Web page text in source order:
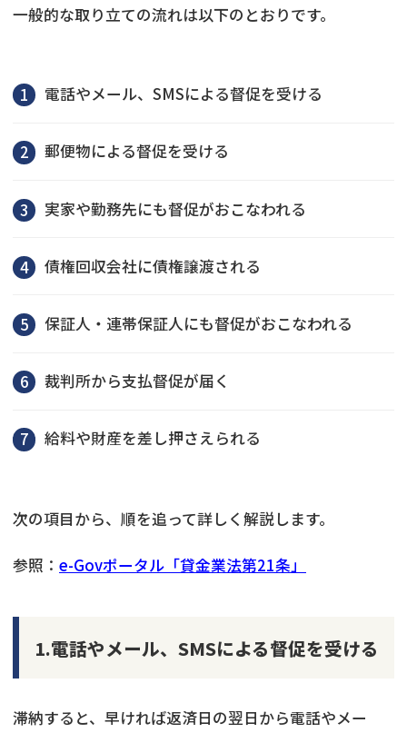
一般的な取り立ての流れは以下のとおりです。
電話やメール、SMSによる督促を受ける
郵便物による督促を受ける
実家や勤務先にも督促がおこなわれる
債権回収会社に債権譲渡される
保証人・連帯保証人にも督促がおこなわれる
裁判所から支払督促が届く
給料や財産を差し押さえられる
次の項目から、順を追って詳しく解説します。
参照： e-Govポータル「貸金業法第21条」
1.電話やメール、SMSによる督促を受ける
滞納すると、早ければ返済日の翌日から電話やメー